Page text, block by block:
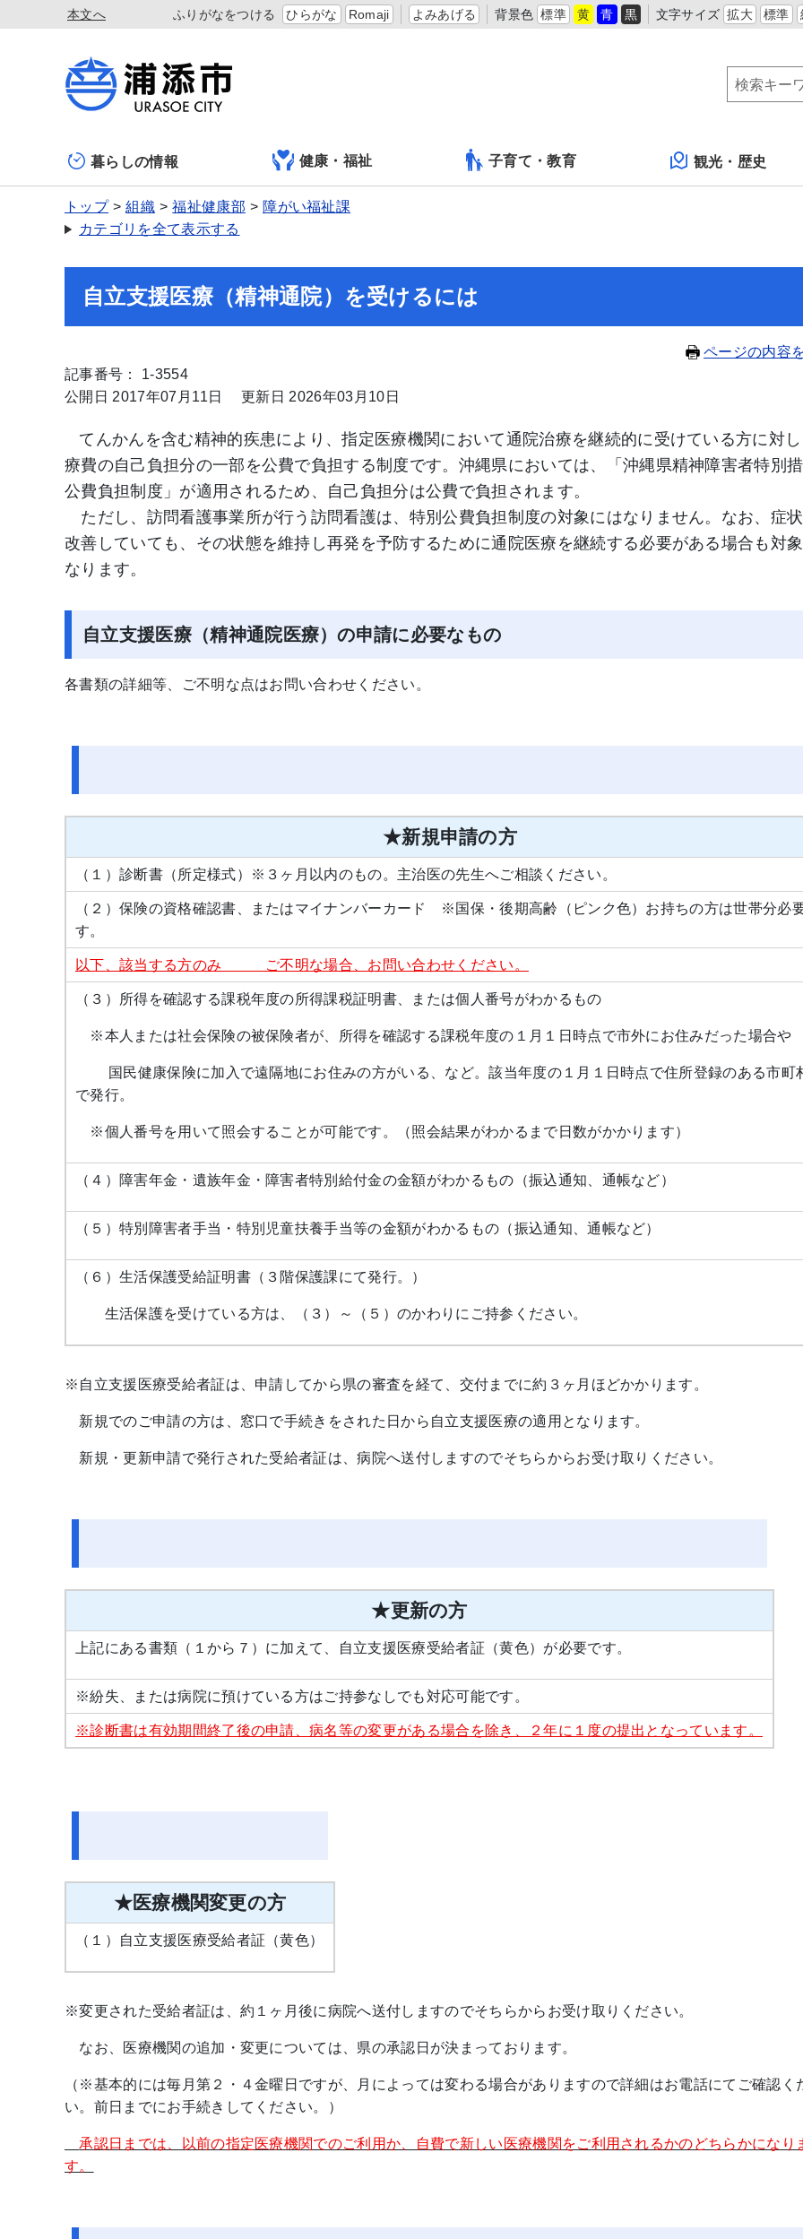
本文へ ふりがなをつける ひらがな Romaji よみあげる 背景色 標準 黄 青 黒 文字サイズ 拡大 標準
暮らしの情報 健康・福祉 子育て・教育 観光・歴史
トップ 組織 福祉健康部
障がい福祉課
カテゴリを全て表示する
自立支援医療（精神通院）を受けるには
ページの内容
記事番号： 1-3554
公開日 2017年07月11日
更新日 2026年03月10日
てんかんを含む精神的疾患により、指定医療機関において通院治療を継続的に受けている方に対
療費の自己負担分の一部を公費で負担する制度です。沖縄県においては、「沖縄県精神障害者特別
公費負担制度」が適用されるため、自己負担分は公費で負担されます。
ただし、訪問看護事業所が行う訪問看護は、特別公費負担制度の対象にはなりません。なお、症
改善していても、その状態を維持し再発を予防するために通院医療を継続する必要がある場合も対
なります。
自立支援医療（精神通院医療）の申請に必要なもの
各書類の詳細等、ご不明な点はお問い合わせください。
★新規申請の方
（１）診断書（所定様式）※３ヶ月以内のもの。主治医の先生へご相談ください。
（２）保険の資格確認書、またはマイナンバーカード ※国保・後期高齢（ピンク色）お持ちの方は世帯分必
す。
以下、該当する方のみ ご不明な場合、お問い合わせください。
（３）所得を確認する課税年度の所得課税証明書、または個人番号がわかるもの
※本人または社会保険の被保険者が、所得を確認する課税年度の１月１日時点で市外にお住みだった場合や
国民健康保険に加入で遠隔地にお住みの方がいる、など。該当年度の１月１日時点で住所登録のある市町
で発行。
※個人番号を用いて照会することが可能です。（照会結果がわかるまで日数がかかります）
（４）障害年金・遺族年金・障害者特別給付金の金額がわかるもの（振込通知、通帳など）
（５）特別障害者手当・特別児童扶養手当等の金額がわかるもの（振込通知、通帳など）
（６）生活保護受給証明書（３階保護課にて発行。）
生活保護を受けている方は、（３）～（５）のかわりにご持参ください。
※自立支援医療受給者証は、申請してから県の審査を経て、交付までに約３ヶ月ほどかかります。
新規でのご申請の方は、窓口で手続きをされた日から自立支援医療の適用となります。
新規・更新申請で発行された受給者証は、病院へ送付しますのでそちらからお受け取りください。
★更新の方
上記にある書類（１から７）に加えて、自立支援医療受給者証（黄色）が必要です。
※紛失、または病院に預けている方はご持参なしでも対応可能です。
※診断書は有効期間終了後の申請 、病名等の変更がある場合を除き、２年に１度の提出となっています。
★医療機関変更の方
（１）自立支援医療受給者証（黄色）
※変更された受給者証は、約１ヶ月後に病院へ送付しますのでそちらからお受け取りください。
なお、医療機関の追加・変更については、県の承認日が決まっております。
（※基本的には毎月第２・４金曜日ですが、月によっては変わる場合がありますので詳細はお電話にてご確認く
い。前日までにお手続きしてください。）
承認日までは、以前の指定医療機関でのご利用か、自費で新しい医療機関をご利用されるかのどちらかになり
す。